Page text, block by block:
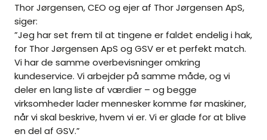
Thor Jørgensen, CEO og ejer af Thor Jørgensen ApS,
siger:
”Jeg har set frem til at tingene er faldet endelig i hak,
for Thor Jørgensen ApS og GSV er et perfekt match.
Vi har de samme overbevisninger omkring
kundeservice. Vi arbejder på samme måde, og vi
deler en lang liste af værdier – og begge
virksomheder lader mennesker komme før maskiner,
når vi skal beskrive, hvem vi er. Vi er glade for at blive
en del af GSV.”